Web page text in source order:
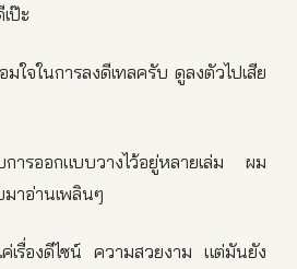
ป๊ะ
ใจในการลงดีเทลครับ ดูลงตัวไปเสีย
การออกแบบวางไว้อยู่หลายเล่ม ผม
าอ่านเพลินๆ
เรื่องดีไซน์ ความสวยงาม แต่มันยัง